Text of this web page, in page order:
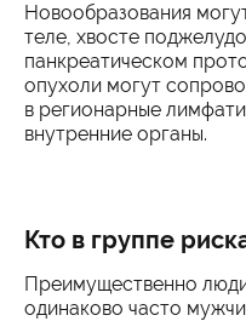
Новообразования
теле, хвосте
панкреатическом
опухоли могут
в регионарные
внутренние органы.
Кто в группе
Преимущественно
одинаково часто